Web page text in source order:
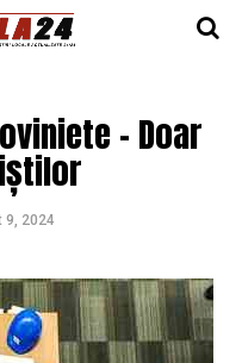
– Doar
9, 2024